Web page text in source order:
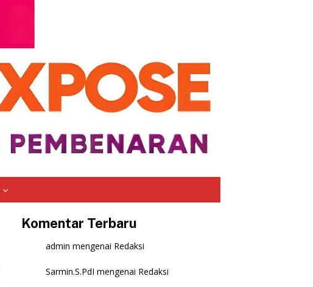
Komentar Terbaru
admin mengenai Redaksi
Sarmin.S.PdI mengenai Redaksi